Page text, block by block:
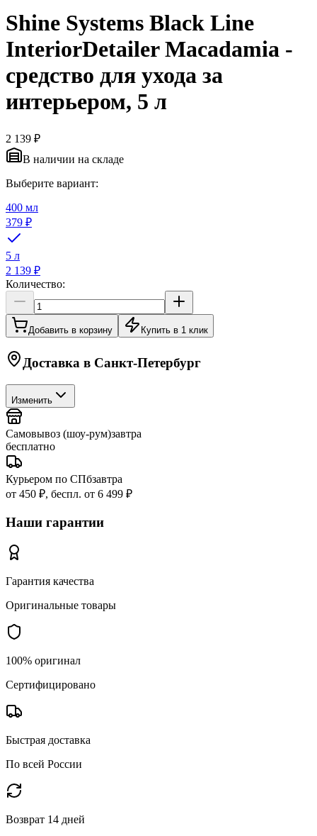
Shine Systems Black Line
InteriorDetailer Macadamia -
средство для ухода за
интерьером, 5 л
2 139 ₽
В наличии на складе
Выберите вариант:
400 мл
379 ₽
5 л
2 139 ₽
Количество:
Добавить в корзину Купить в 1 клик
Доставка в Санкт-Петербург
Изменить
Самовывоз (шоу-рум)завтра
бесплатно
Курьером по СПбзавтра
от 450 ₽, беспл. от 6 499 ₽
Наши гарантии
Гарантия качества
Оригинальные товары
100% оригинал
Сертифицировано
Быстрая доставка
По всей России
Возврат 14 дней